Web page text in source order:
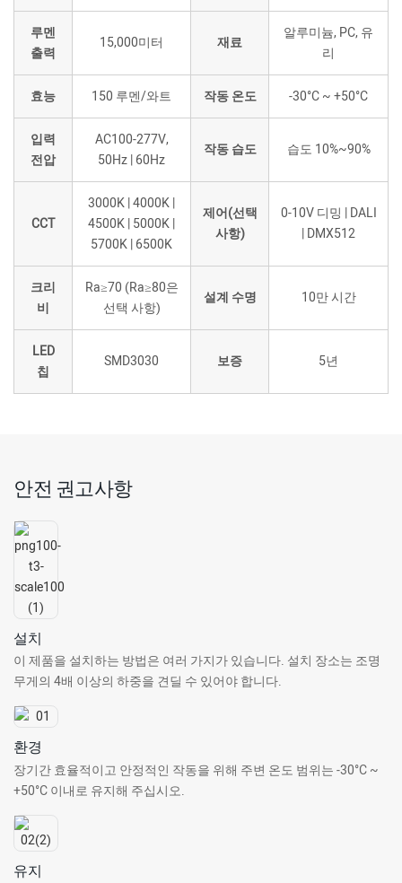
루멘
출력
15,000미터 재료
알루미늄, PC, 유
리
효능 150 루멘/와트 작동 온도 -30°C ~ +50°C
입력
전압
AC100-277V,
50Hz | 60Hz
작동 습도 습도 10%~90%
CCT
3000K | 4000K |
4500K | 5000K |
5700K | 6500K
제어(선택
사항)
0-10V 디밍 | DALI
| DMX512
크리
비
Ra≥70 (Ra≥80은
선택 사항)
설계 수명 10만 시간
LED
칩
SMD3030 보증 5년
안전 권고사항
설치
이 제품을 설치하는 방법은 여러 가지가 있습니다. 설치 장소는 조명
무게의 4배 이상의 하중을 견딜 수 있어야 합니다.
환경
장기간 효율적이고 안정적인 작동을 위해 주변 온도 범위는 -30°C ~
+50°C 이내로 유지해 주십시오.
유지